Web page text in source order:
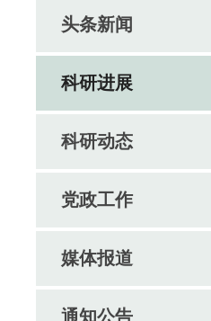
头条新闻
科研进展
科研动态
党政工作
媒体报道
通知公告